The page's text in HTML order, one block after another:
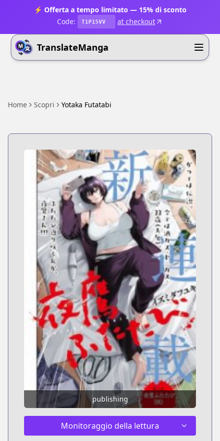
⚡ Offerta a tempo limitato — 15% di sconto
Code:
T1P15VV at checkout
TranslateManga
Home Scopri Yotaka Futatabi
publishing
Monitoraggio della lettura